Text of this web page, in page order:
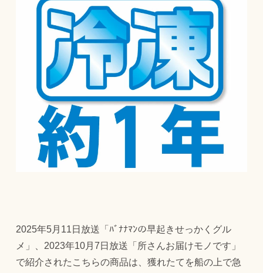
2025年5月11日放送「ﾊﾞﾅﾅﾏﾝの早起きせっかくグル
メ」、2023年10月7日放送「所さんお届けモノです」
で紹介されたこちらの商品は、獲れたてを船の上で急